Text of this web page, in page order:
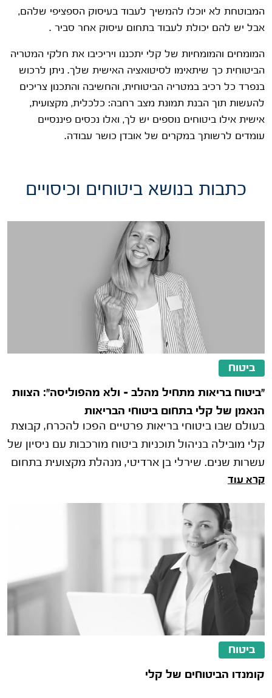
המבוטחת לא יוכלו להמשיך לעבוד בעיסוק הספציפי שלהם,
אבל יש להם יכולת לעבוד בתחום עיסוק אחר סביר .
המומחים והמומחיות של קלי יתכננו ויריכיבו את חלקי המטריה
הביטוחית כך שיתאימו לסיטואציה האישית שלך. ניתן לרכוש
בנפרד כל רכיב במטריה הביטוחית, והחשיבה והתכנון צריכים
להעשות תוך הבנת תמונת מצב רחבה: כלכלית, מקצועית,
אישית אילו ביטוחים נוספים יש לך, ואלו נכסים פיננסיים
עומדים לרשותך במקרים של אובדן כושר עבודה.
כתבות בנושא ביטוחים וכיסויים
ביטוח
"ביטוח בריאות מתחיל מהלב – ולא מהפוליסה": הצוות
הנאמן של קלי בתחום ביטוחי הבריאות
בעולם שבו ביטוחי בריאות פרטיים הפכו להכרח, קבוצת
קלי מובילה בניהול תוכניות ביטוח מורכבות עם ניסיון של
עשרות שנים. שירלי בן ארדיטי, מנהלת מקצועית בתחום
הבריאות בקבוצת קלי, חושפת את הגישה הייחודית של
ללקוחותיה
קרא עוד
ביטוח
קומנדו הביטוחים של קלי